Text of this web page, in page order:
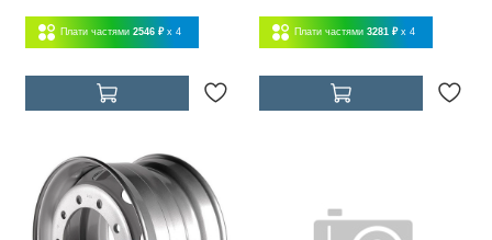
Плати частями 2546 ₽ x 4 Плати частями 3281 ₽ x 4